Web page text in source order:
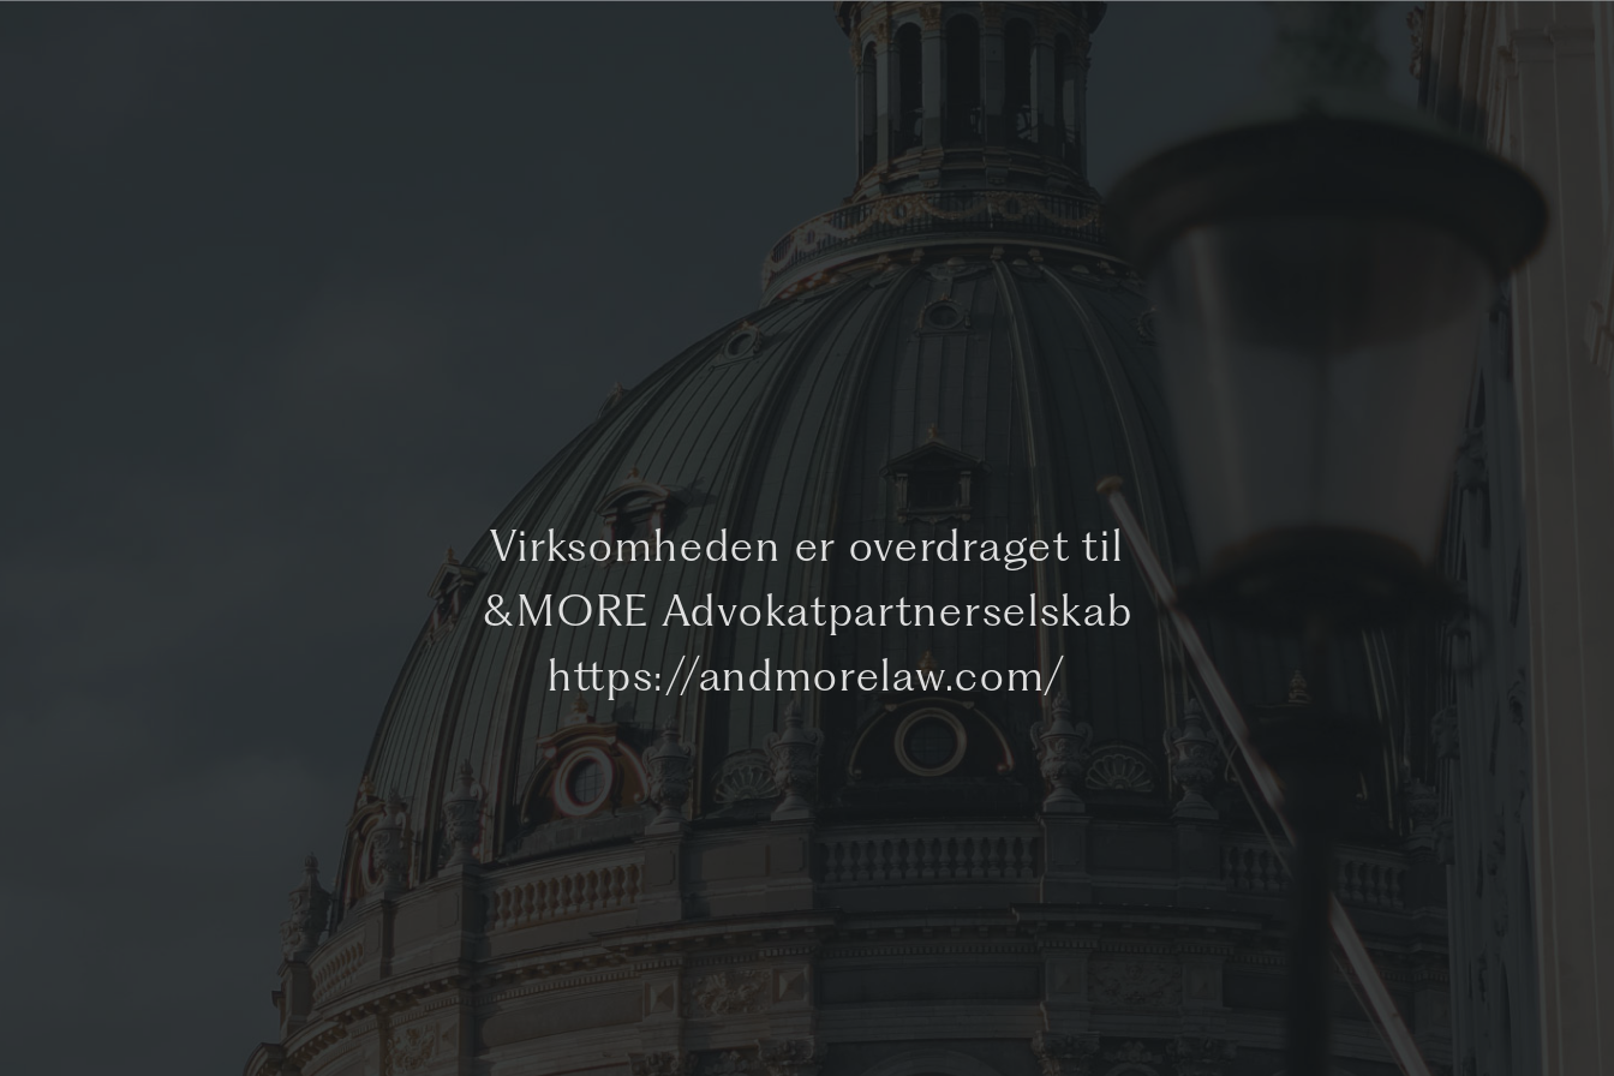
Virksomheden er overdraget til
&MORE Advokatpartnerselskab
https://andmorelaw.com/